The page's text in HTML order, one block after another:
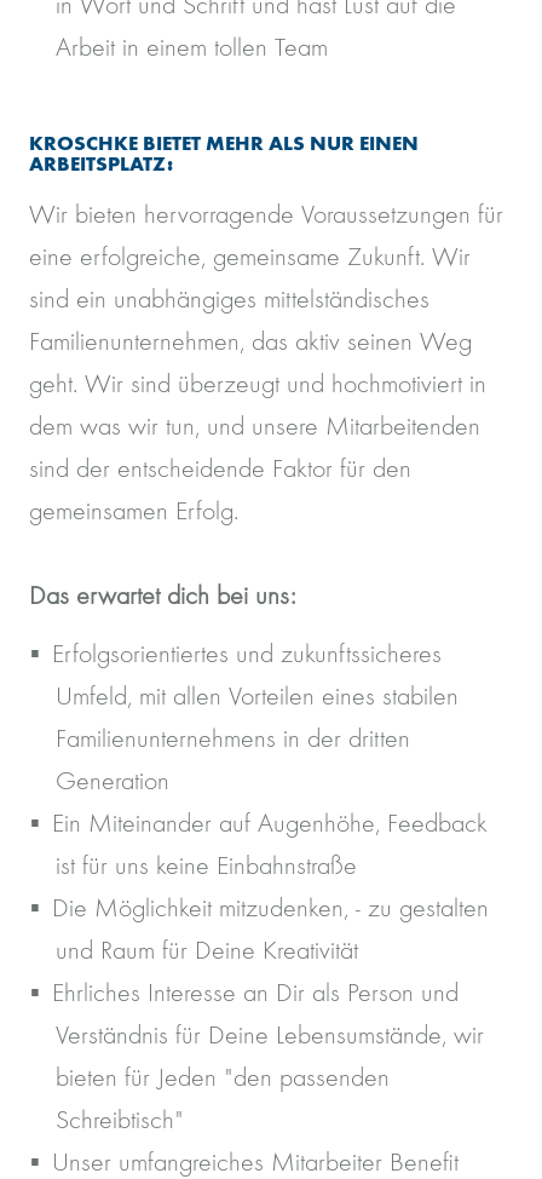
in Wort und Schrift und hast Lust auf die
Arbeit in einem tollen Team
KROSCHKE BIETET MEHR ALS NUR EINEN
ARBEITSPLATZ:
Wir bieten hervorragende Voraussetzungen für
eine erfolgreiche, gemeinsame Zukunft. Wir
sind ein unabhängiges mittelständisches
Familienunternehmen, das aktiv seinen Weg
geht. Wir sind überzeugt und hochmotiviert in
dem was wir tun, und unsere Mitarbeitenden
sind der entscheidende Faktor für den
gemeinsamen Erfolg.
Das erwartet dich bei uns:
Erfolgsorientiertes und zukunftssicheres
Umfeld, mit allen Vorteilen eines stabilen
Familienunternehmens in der dritten
Generation
Ein Miteinander auf Augenhöhe, Feedback
ist für uns keine Einbahnstraße
Die Möglichkeit mitzudenken, - zu gestalten
und Raum für Deine Kreativität
Ehrliches Interesse an Dir als Person und
Verständnis für Deine Lebensumstände, wir
bieten für Jeden "den passenden
Schreibtisch"
Unser umfangreiches Mitarbeiter Benefit